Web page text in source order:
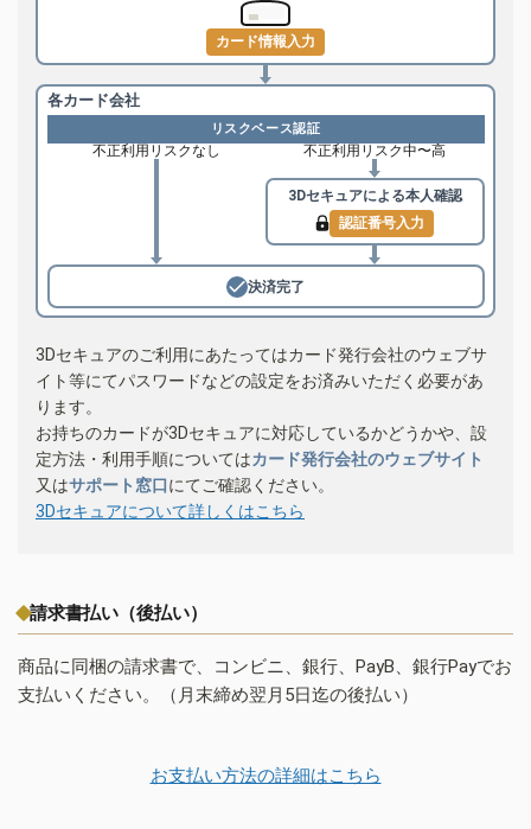
カード情報入力
各カード会社
リスクベース認証
不正利用リスクなし 不正利用リスク中〜高
3Dセキュアによる本人確認
認証番号入力
決済完了
3Dセキュアのご利用にあたってはカード発行会社のウェブサ
イト等にてパスワードなどの設定をお済みいただく必要があ
ります。
お持ちのカードが3Dセキュアに対応しているかどうかや、設
定方法・利用手順についてはカード発行会社のウェブサイト
又はサポート窓口にてご確認ください。
3Dセキュアについて詳しくはこちら
請求書払い（後払い）
商品に同梱の請求書で、コンビニ、銀行、PayB、銀行Payでお
支払いください。（月末締め翌月5日迄の後払い）
お支払い方法の詳細はこちら